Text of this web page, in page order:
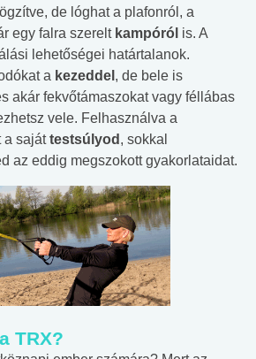
de lóghat a plafonról, a
egy falra szerelt kampóról is. A
lehetőségei határtalanok.
a kezeddel , de bele is
akár fekvőtámaszokat vagy féllábas
vele. Felhasználva a
a sajáttestsúlyod , sokkal
az eddig megszokott gyakorlataidat.
TRX?